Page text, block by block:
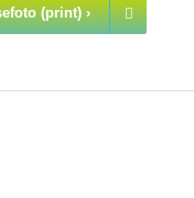
(print) ›